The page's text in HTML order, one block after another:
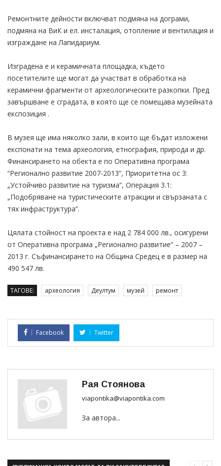
Ремонтните дейности включват подмяна на дограми,
подмяна на ВиК и ел. инсталация, отопление и вентилация и
изграждане на Лапидариум.
Изградена е и керамичната площадка, където
посетителите ще могат да участват в обработка на
керамични фрагменти от археологическите разкопки. Пред
завършване е сградата, в която ще се помещава музейната
експозиция .
В музея ще има няколко зали, в които ще бъдат изложени
експонати на тема археология, етнография, природа и др.
Финансирането на обекта е по Оперативна програма
“Регионално развитие 2007-2013”, Приоритетна ос 3:
„Устойчиво развитие на туризма”, Oперация 3.1:
„Подобряване на туристическите атракции и свързаната с
тях инфраструктура”.
Цялата стойност на проекта е над 2 784 000 лв., осигурени
от Оперативна програма „Регионално развитие” – 2007 –
2013 г. Съфинансирането на Община Средец е в размер на
490 547 лв.
ТАГОВЕ: археология Деултум музей ремонт
Facebook Twitter
Рая Стоянова
viapontika@viapontika.com
За автора...